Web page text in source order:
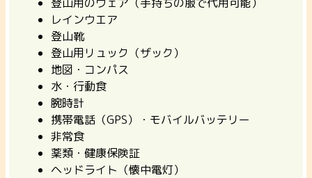
レインウエア
登山靴
登山用リュック（ザック）
地図・コンパス
水・行動食
腕時計
携帯電話（GPS）・モバイルバッテリー
非常食
薬類・健康保険証
ヘッドライト（懐中電灯）